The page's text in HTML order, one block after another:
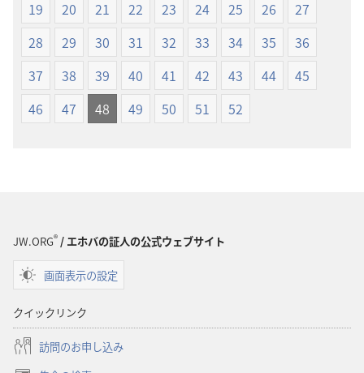
界
聖
界
19
20 21 22 23 24 25 26
27
28
29 30 31 32 33 34 35
36
37
38 39 40 41 42 43 44
45
46
47 48 49 50 51 52
JW.ORG®/ エホバの証人の公式ウェブサイト
画面表示の設定
クイックリンク
訪問のお申し込み